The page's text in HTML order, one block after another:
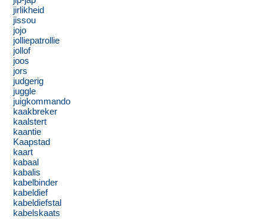
jirlikheid
jissou
jojo
jolliepatrollie
jollof
joos
jors
judgerig
juggle
juigkommando
kaakbreker
kaalstert
kaantie
Kaapstad
kaart
kabaal
kabalis
kabelbinder
kabeldief
kabeldiefstal
kabelskaats